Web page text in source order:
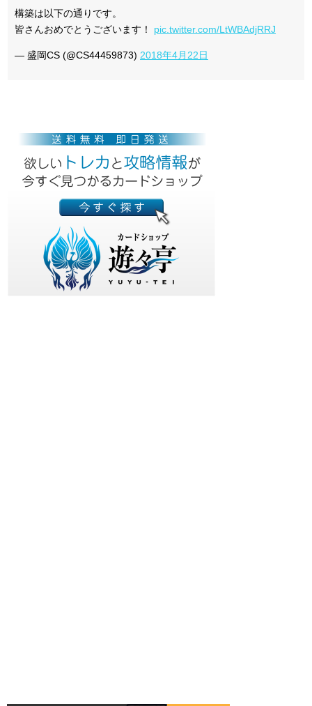
構築は以下の通りです。
皆さんおめでとうございます！ pic.twitter.com/LtWBAdjRRJ
— 盛岡CS (@CS44459873) 2018年4月22日